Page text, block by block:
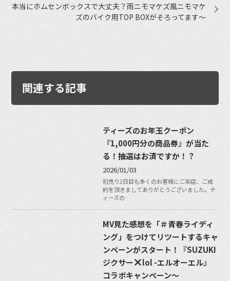
本当にホムセンボックスで大丈夫？雨ニモマケズ風ニモマケ
ズのバイク用TOP BOXがそろってます〜
関連する記事
ティーズのお年玉クーポン
『1,000円分の商品券』が当た
る！抽選はお済ですか！？
2026/01/03
初売り2日目も多くのお客様にご来店、ご成
約を頂きましてありがとうございました。テ
ィーズの…
MV見た感想を「＃青春ライディ
ング」をつけてリツートするキャ
ンペーンがスタート！『SUZUKI
ジクサー
lol -エルオーエル』
コラボキャンペーン〜